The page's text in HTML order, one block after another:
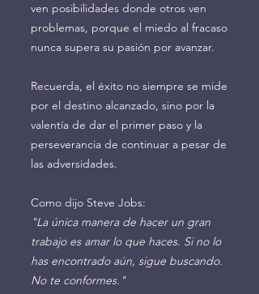
ven posibilidades donde otros ven
problemas, porque el miedo al fracaso
nunca supera su pasión por avanzar.
Recuerda, el éxito no siempre se mide
por el destino alcanzado, sino por la
valentía de dar el primer paso y la
perseverancia de continuar a pesar de
las adversidades.
Como dijo Steve Jobs:
"La única manera de hacer un gran
trabajo es amar lo que haces. Si no lo
has encontrado aún, sigue buscando.
No te conformes."